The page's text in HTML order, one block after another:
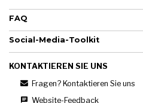
FAQ
Social-Media-Toolkit
KONTAKTIEREN SIE UNS
Fragen? Kontaktieren Sie uns
Website-Feedback